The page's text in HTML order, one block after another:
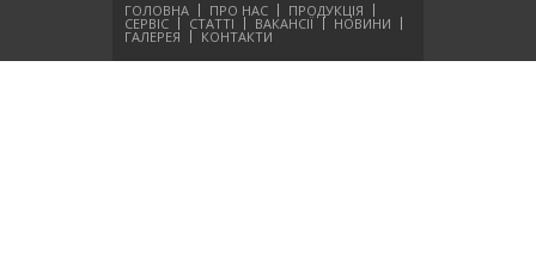
ГОЛОВНА
ПРО НАС ПРОДУКЦІЯ
СЕРВІС СТАТТІ ВАКАНСІЇ НОВИНИ
ГАЛЕРЕЯ КОНТАКТИ